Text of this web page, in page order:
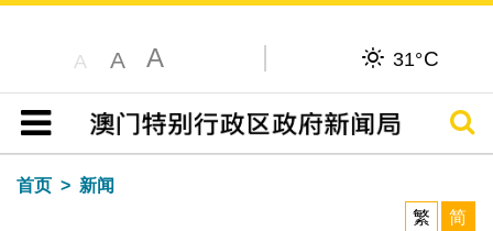
A A A 31°C
目录
搜寻
首页
新闻
繁
简